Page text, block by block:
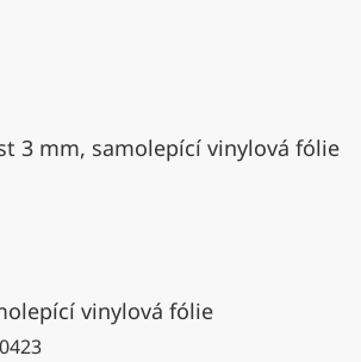
3 mm, samolepící vinylová fólie
vinylová fólie